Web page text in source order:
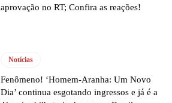
aprovação no RT; Confira as reações!
Notícias
Fenômeno! ‘Homem-Aranha: Um Novo
Dia’ continua esgotando ingressos e já é a